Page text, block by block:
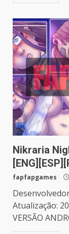
Nikraria
fapfapgames
Atualização:
VERSÃO